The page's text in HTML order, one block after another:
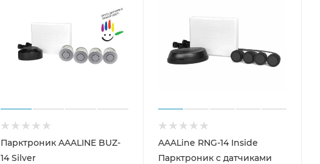
Парктроник AAALINE BUZ-
14 Silver
AAALine RNG-14 Inside
Парктроник с датчиками